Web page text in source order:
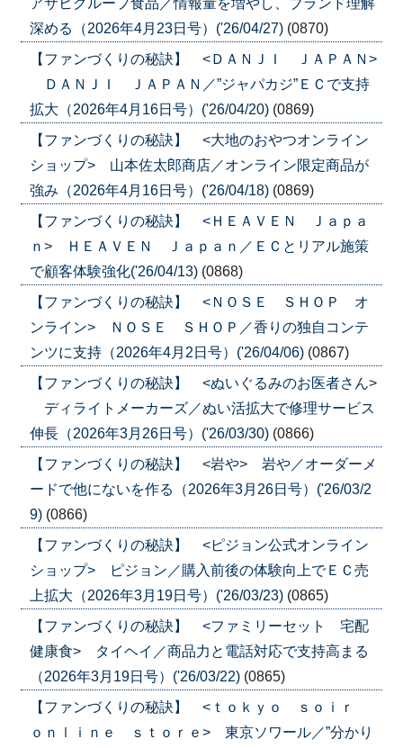
深める（2026年4月23日号）('26/04/27) (0870)
【ファンづくりの秘訣】 <ＤＡＮＪＩ ＪＡＰＡＮ>
ＤＡＮＪＩ ＪＡＰＡＮ／”ジャパカジ”ＥＣで支持
拡大（2026年4月16日号）('26/04/20) (0869)
【ファンづくりの秘訣】 <大地のおやつオンライン
ショップ> 山本佐太郎商店／オンライン限定商品が
強み（2026年4月16日号）('26/04/18) (0869)
【ファンづくりの秘訣】 <ＨＥＡＶＥＮ Ｊａｐａ
ｎ> ＨＥＡＶＥＮ Ｊａｐａｎ／ＥＣとリアル施策
で顧客体験強化('26/04/13) (0868)
【ファンづくりの秘訣】 <ＮＯＳＥ ＳＨＯＰ オ
ンライン> ＮＯＳＥ ＳＨＯＰ／香りの独自コンテ
ンツに支持（2026年4月2日号）('26/04/06) (0867)
【ファンづくりの秘訣】 <ぬいぐるみのお医者さん>
ディライトメーカーズ／ぬい活拡大で修理サービス
伸長（2026年3月26日号）('26/03/30) (0866)
【ファンづくりの秘訣】 <岩や> 岩や／オーダーメ
ードで他にないを作る（2026年3月26日号）('26/03/2
9) (0866)
【ファンづくりの秘訣】 <ピジョン公式オンライン
ショップ> ピジョン／購入前後の体験向上でＥＣ売
上拡大（2026年3月19日号）('26/03/23) (0865)
【ファンづくりの秘訣】 <ファミリーセット 宅配
健康食> タイヘイ／商品力と電話対応で支持高まる
（2026年3月19日号）('26/03/22) (0865)
【ファンづくりの秘訣】 <ｔｏｋｙｏ ｓｏｉｒ
ｏｎｌｉｎｅ ｓｔｏｒｅ> 東京ソワール／”分かり